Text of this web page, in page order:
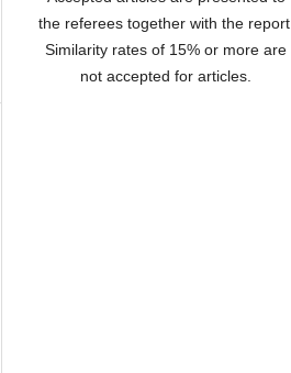
the referees together with the report.
Similarity rates of 15% or more are
not accepted for articles.